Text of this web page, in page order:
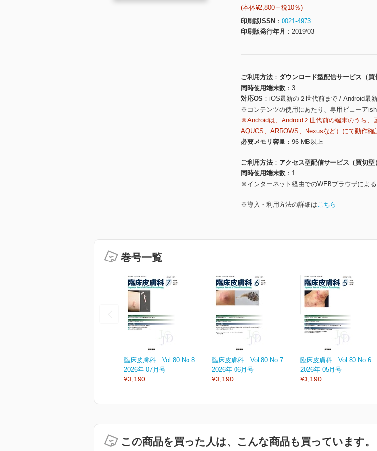
(本体¥2,800＋税10％)
印刷版ISSN
0021-4973
印刷版発行年月
2019/03
ご利用方法
ダウンロード型配信サービス（買
同時使用端末数
3
対応OS
iOS最新の２世代前まで / Android最
※コンテンツの使用にあたり、専用ビューア
※Androidは、Android２世代前の端末のうち、
AQUOS、ARROWS、Nexusなど）にて動作確
必要メモリ容量
96 MB以上
ご利用方法
アクセス型配信サービス（買切型）
同時使用端末数
1
※インターネット経由でのWEBブラウザによ
※導入・利用方法の詳細はこちら
巻号一覧
臨床皮膚科 Vol.80 No.8
2026年 07月号
¥3,190
臨床皮膚科 Vol.80 No.7
2026年 06月号
¥3,190
臨床皮膚科 Vol.80 No.6
2026年 05月号
¥3,190
この商品を買った人は、こんな商品も買っています。